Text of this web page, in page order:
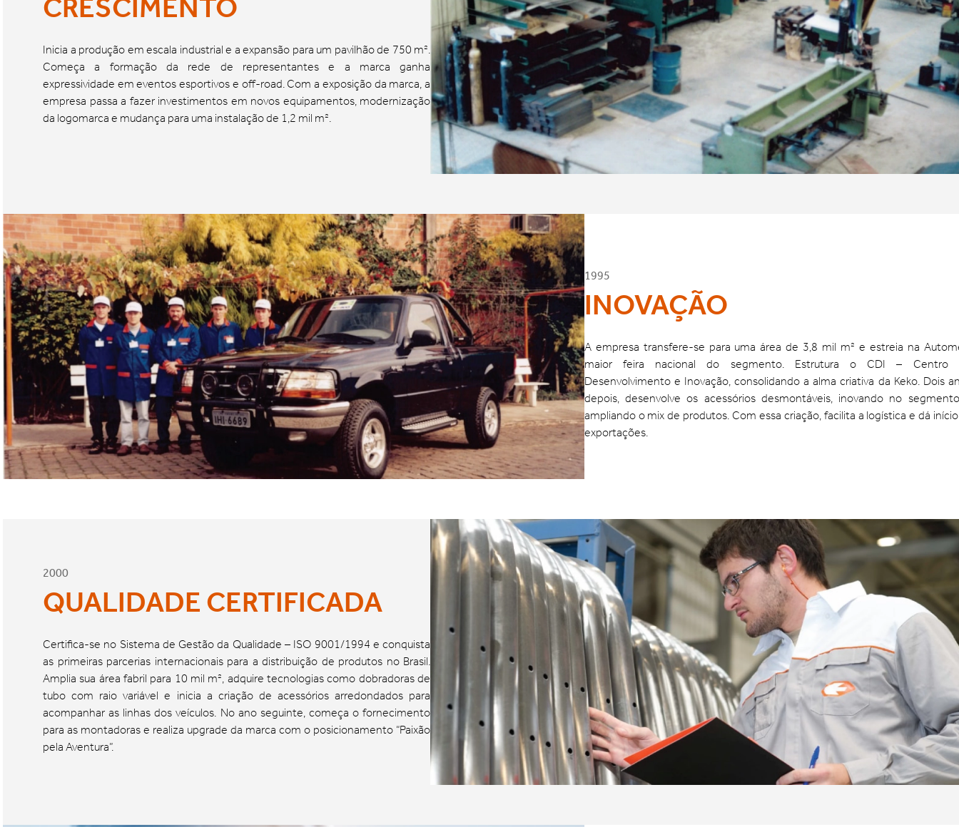
CRESCIMENTO
Inicia a produção em escala industrial e a expansão para um pavilhão de 750 m².
Começa a formação da rede de representantes e a marca ganha
expressividade em eventos esportivos e off-road. Com a exposição da marca, a
empresa passa a fazer investimentos em novos equipamentos, modernização
da logomarca e mudança para uma instalação de 1,2 mil m².
1995
INOVAÇÃO
A empresa transfere-se para uma área de 3,8 mil m² e estreia na
maior feira nacional do segmento. Estrutura o CDI – Centro
Desenvolvimento e Inovação, consolidando a alma criativa da Keko. Dois
depois, desenvolve os acessórios desmontáveis, inovando no
ampliando o mix de produtos. Com essa criação, facilita a logística e dá
exportações.
2000
QUALIDADE CERTIFICADA
Certifica-se no Sistema de Gestão da Qualidade – ISO 9001/1994 e conquista
as primeiras parcerias internacionais para a distribuição de produtos no Brasil.
Amplia sua área fabril para 10 mil m², adquire tecnologias como dobradoras de
tubo com raio variável e inicia a criação de acessórios arredondados para
acompanhar as linhas dos veículos. No ano seguinte, começa o fornecimento
para as montadoras e realiza upgrade da marca com o posicionamento “Paixão
pela Aventura”.